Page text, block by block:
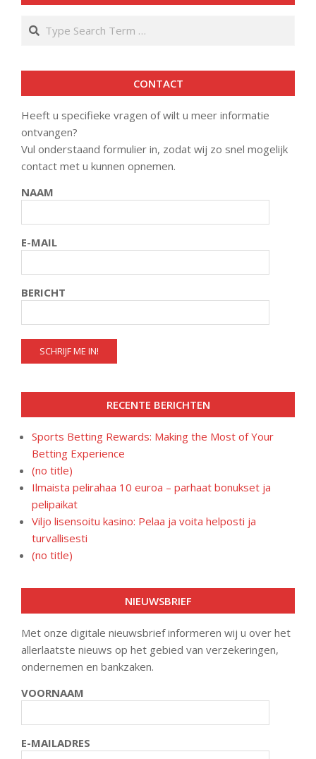
Search
CONTACT
Heeft u specifieke vragen of wilt u meer informatie
ontvangen?
Vul onderstaand formulier in, zodat wij zo snel mogelijk
contact met u kunnen opnemen.
NAAM
E-MAIL
BERICHT
RECENTE BERICHTEN
Sports Betting Rewards: Making the Most of Your
Betting Experience
(no title)
Ilmaista pelirahaa 10 euroa – parhaat bonukset ja
pelipaikat
Viljo lisensoitu kasino: Pelaa ja voita helposti ja
turvallisesti
(no title)
NIEUWSBRIEF
Met onze digitale nieuwsbrief informeren wij u over het
allerlaatste nieuws op het gebied van verzekeringen,
ondernemen en bankzaken.
VOORNAAM
E-MAILADRES